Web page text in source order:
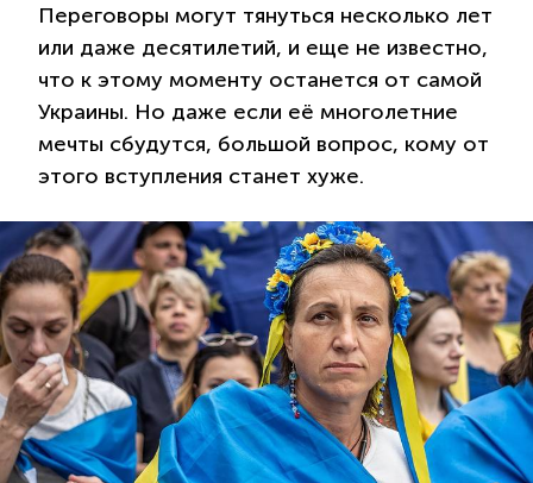
Переговоры могут тянуться несколько лет
или даже десятилетий, и еще не известно,
что к этому моменту останется от самой
Украины. Но даже если её многолетние
мечты сбудутся, большой вопрос, кому от
этого вступления станет хуже.